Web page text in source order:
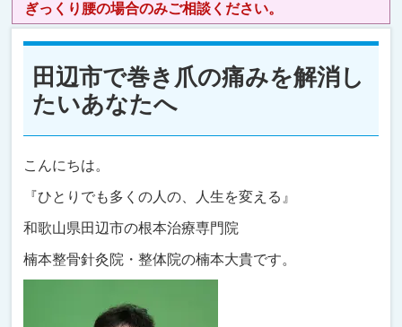
ぎっくり腰の場合のみご相談ください。
田辺市で巻き爪の痛みを解消し
たいあなたへ
こんにちは。
『ひとりでも多くの人の、人生を変える』
和歌山県田辺市の根本治療専門院
楠本整骨針灸院・整体院の楠本大貴です。